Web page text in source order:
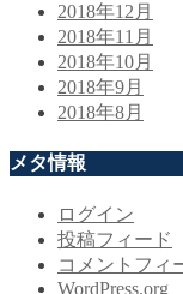
2018年12月
2018年11月
2018年10月
2018年9月
2018年8月
メタ情報
ログイン
投稿フィード
コメントフィ
WordPress.org